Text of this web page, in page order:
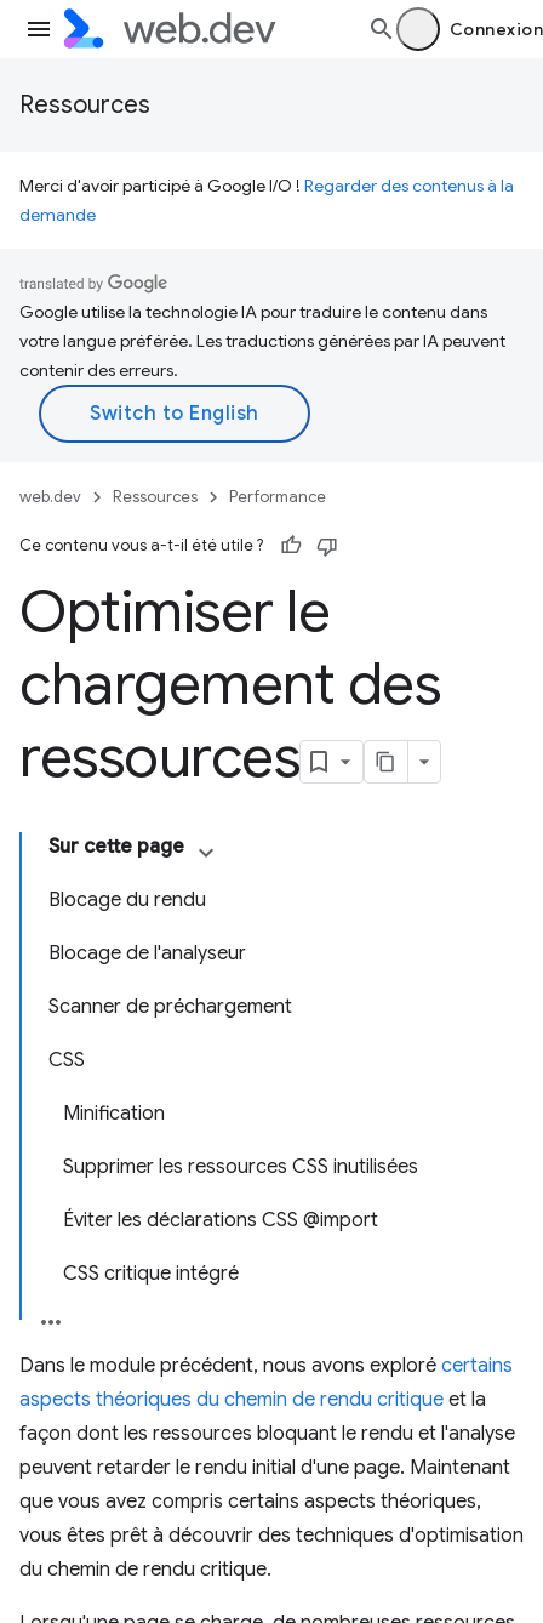
Connexion
Ressources
Merci d'avoir participé à Google I/O ! Regarder des contenus à la
demande
Google utilise la technologie IA pour traduire le contenu dans
votre langue préférée. Les traductions générées par IA peuvent
contenir des erreurs.
web.dev Ressources Performance
Ce contenu vous a-t-il été utile ?
Optimiser le
chargement des
ressources
Sur cette page
Blocage du rendu
Blocage de l'analyseur
Scanner de préchargement
CSS
Minification
Supprimer les ressources CSS inutilisées
Éviter les déclarations CSS @import
CSS critique intégré
Dans le module précédent, nous avons exploré certains
aspects théoriques du chemin de rendu critique et la
façon dont les ressources bloquant le rendu et l'analyse
peuvent retarder le rendu initial d'une page. Maintenant
que vous avez compris certains aspects théoriques,
vous êtes prêt à découvrir des techniques d'optimisation
du chemin de rendu critique.